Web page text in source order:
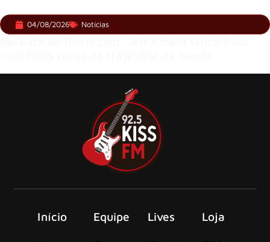
04/08/2026 Notícias
Início Equipe Lives Loja